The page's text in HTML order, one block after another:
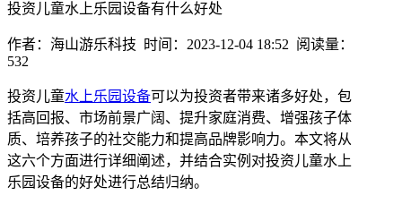
投资儿童水上乐园设备有什么好处
作者：海山游乐科技 时间：2023-12-04 18:52 阅读量：
532
投资儿童水上乐园设备可以为投资者带来诸多好处，包
括高回报、市场前景广阔、提升家庭消费、增强孩子体
质、培养孩子的社交能力和提高品牌影响力。本文将从
这六个方面进行详细阐述，并结合实例对投资儿童水上
乐园设备的好处进行总结归纳。